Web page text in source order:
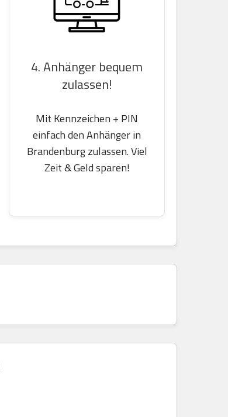
4. Anhänger bequem
zulassen!
Mit Kennzeichen + PIN
einfach den Anhänger in
Brandenburg zulassen. Viel
Zeit & Geld sparen!